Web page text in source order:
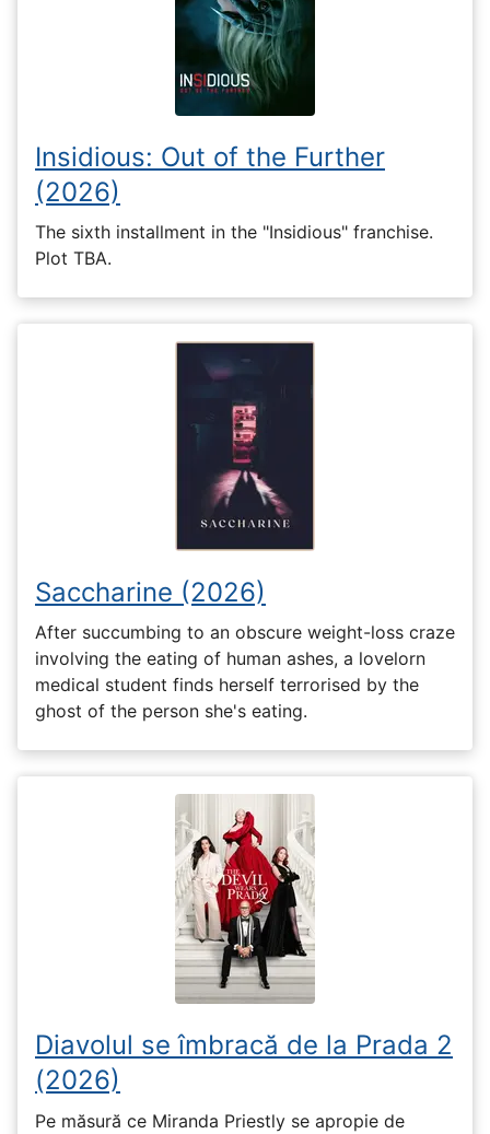
Insidious: Out of the Further
(2026)
The sixth installment in the "Insidious" franchise.
Plot TBA.
Saccharine (2026)
After succumbing to an obscure weight-loss craze
involving the eating of human ashes, a lovelorn
medical student finds herself terrorised by the
ghost of the person she's eating.
Diavolul se îmbracă de la Prada 2
(2026)
Pe măsură ce Miranda Priestly se apropie de